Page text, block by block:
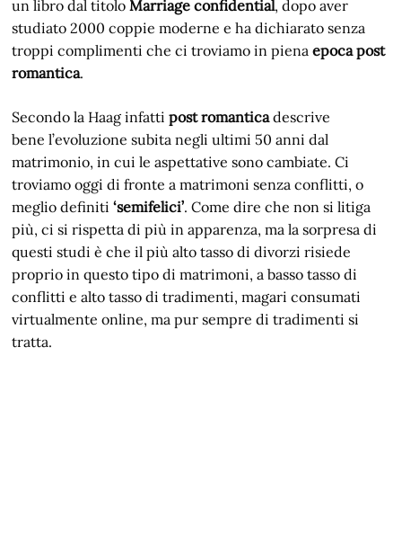
un libro dal titolo Marriage confidential, dopo aver
studiato 2000 coppie moderne e ha dichiarato senza
troppi complimenti che ci troviamo in pienaepoca post
romantica.
Secondo la Haag infattipost romanticadescrive
bene l’evoluzione subita negli ultimi 50 anni dal
matrimonio, in cui le aspettative sono cambiate. Ci
troviamo oggi di fronte a matrimoni senza conflitti, o
meglio definiti‘semifelici’. Come dire che non si litiga
più, ci si rispetta di più in apparenza, ma la sorpresa di
questi studi è che il più alto tasso di divorzi risiede
proprio in questo tipo di matrimoni, a basso tasso di
conflitti e alto tasso di tradimenti, magari consumati
virtualmente online, ma pur sempre di tradimenti si
tratta.